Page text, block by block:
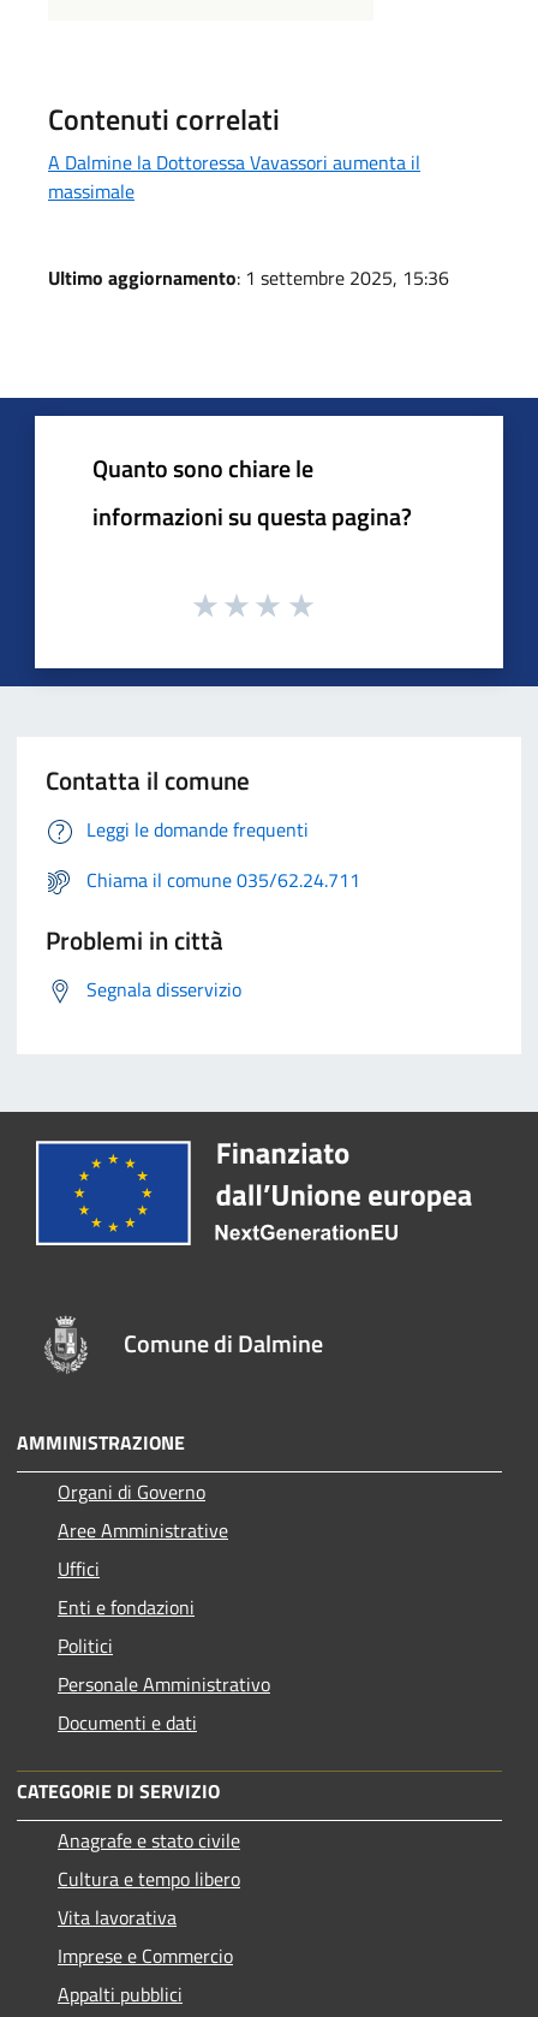
Contenuti correlati
A Dalmine la Dottoressa Vavassori aumenta il
massimale
Ultimo aggiornamento: 1 settembre 2025, 15:36
Quanto sono chiare le
informazioni su questa pagina?
Contatta il comune
Leggi le domande frequenti
Chiama il comune 035/62.24.711
Problemi in città
Segnala disservizio
Comune di Dalmine
AMMINISTRAZIONE
Organi di Governo
Aree Amministrative
Uffici
Enti e fondazioni
Politici
Personale Amministrativo
Documenti e dati
CATEGORIE DI SERVIZIO
Anagrafe e stato civile
Cultura e tempo libero
Vita lavorativa
Imprese e Commercio
Appalti pubblici